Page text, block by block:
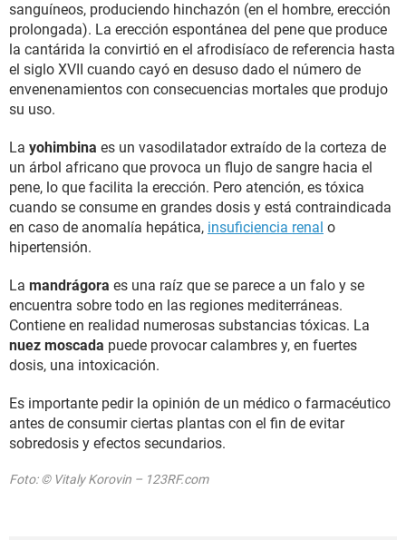
sanguíneos, produciendo hinchazón (en el hombre, erección
prolongada). La erección espontánea del pene que produce
la cantárida la convirtió en el afrodisíaco de referencia hasta
el siglo XVII cuando cayó en desuso dado el número de
envenenamientos con consecuencias mortales que produjo
su uso.
La yohimbina es un vasodilatador extraído de la corteza de
un árbol africano que provoca un flujo de sangre hacia el
pene, lo que facilita la erección. Pero atención, es tóxica
cuando se consume en grandes dosis y está contraindicada
en caso de anomalía hepática, insuficiencia renal o
hipertensión.
La mandrágora es una raíz que se parece a un falo y se
encuentra sobre todo en las regiones mediterráneas.
Contiene en realidad numerosas substancias tóxicas. La
nuez moscada puede provocar calambres y, en fuertes
dosis, una intoxicación.
Es importante pedir la opinión de un médico o farmacéutico
antes de consumir ciertas plantas con el fin de evitar
sobredosis y efectos secundarios.
Foto: © Vitaly Korovin – 123RF.com